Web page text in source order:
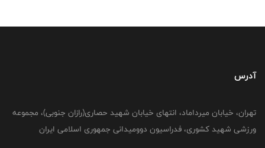
آدرس
تهران، خیابان میرداماد، انتهای خیابان شهید حصاری(رازان جنوبی)، مجموعه
ورزشی شهید کشوری، فدراسیون دوومیدانی جمهوری اسلامی ایران